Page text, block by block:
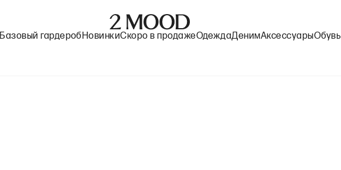
Базовый гардероб НовинкиСкоро в продажеОдеждаДенимАксессуарыОбувь